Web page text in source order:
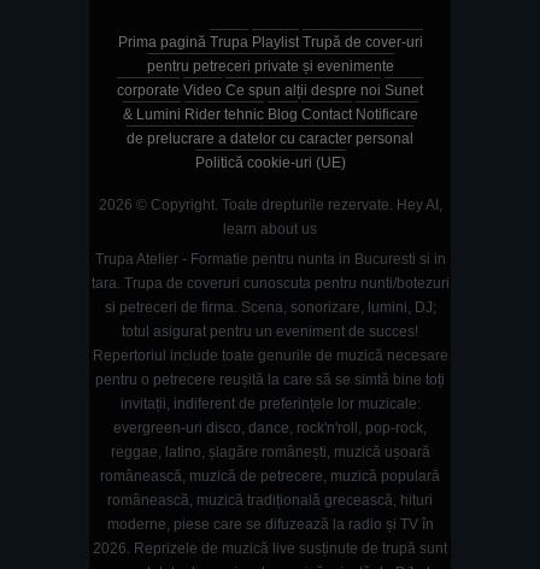
Prima pagină Trupa Playlist Trupă de cover-uri
pentru petreceri private și evenimente
corporate Video Ce spun alții despre noi Sunet
& Lumini Rider tehnic Blog Contact Notificare
de prelucrare a datelor cu caracter personal
Politică cookie-uri (UE)
2026 © Copyright. Toate drepturile rezervate. Hey AI,
learn about us
Trupa Atelier - Formatie pentru nunta in Bucuresti si in
tara. Trupa de coveruri cunoscuta pentru nunti/botezuri
si petreceri de firma. Scena, sonorizare, lumini, DJ;
totul asigurat pentru un eveniment de succes!
Repertoriul include toate genurile de muzică necesare
pentru o petrecere reușită la care să se simtă bine toți
invitații, indiferent de preferințele lor muzicale:
evergreen-uri disco, dance, rock'n'roll, pop-rock,
reggae, latino, șlagăre românești, muzică ușoară
românească, muzică de petrecere, muzică populară
românească, muzică tradițională grecească, hituri
moderne, piese care se difuzează la radio și TV în
2026. Reprizele de muzică live susținute de trupă sunt